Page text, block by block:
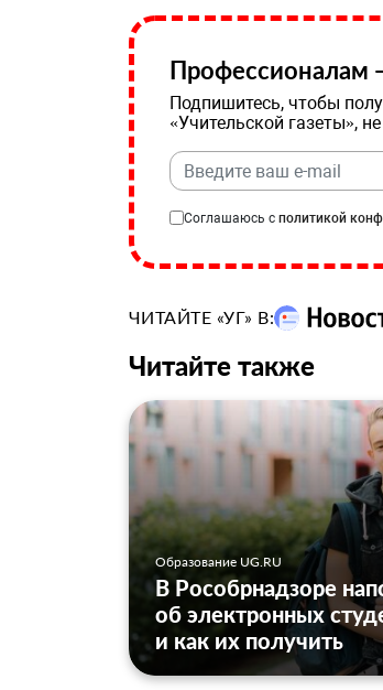
Профессионалам
Подпишитесь, чтобы
«Учительской газеты»,
Соглашаюсь с политикой
ЧИТАЙТЕ «УГ» В:
Читайте также
Образование UG.RU
В Рособрнадзоре
об электронных
и как их получить